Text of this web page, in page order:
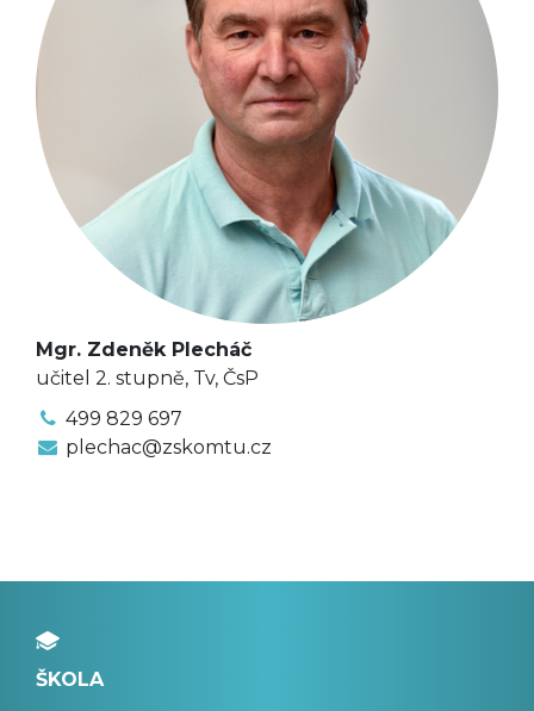
Mgr. Zdeněk Plecháč
učitel 2. stupně, Tv, ČsP
499 829 697
plechac@zskomtu.cz
ŠKOLA